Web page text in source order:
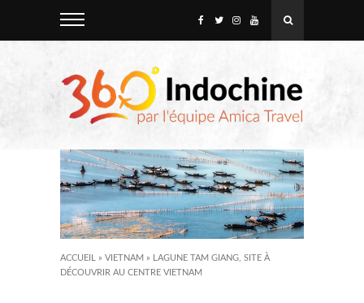
ACCUEIL » VIETNAM » LAGUNE TAM GIANG, SITE À
DÉCOUVRIR AU CENTRE VIETNAM